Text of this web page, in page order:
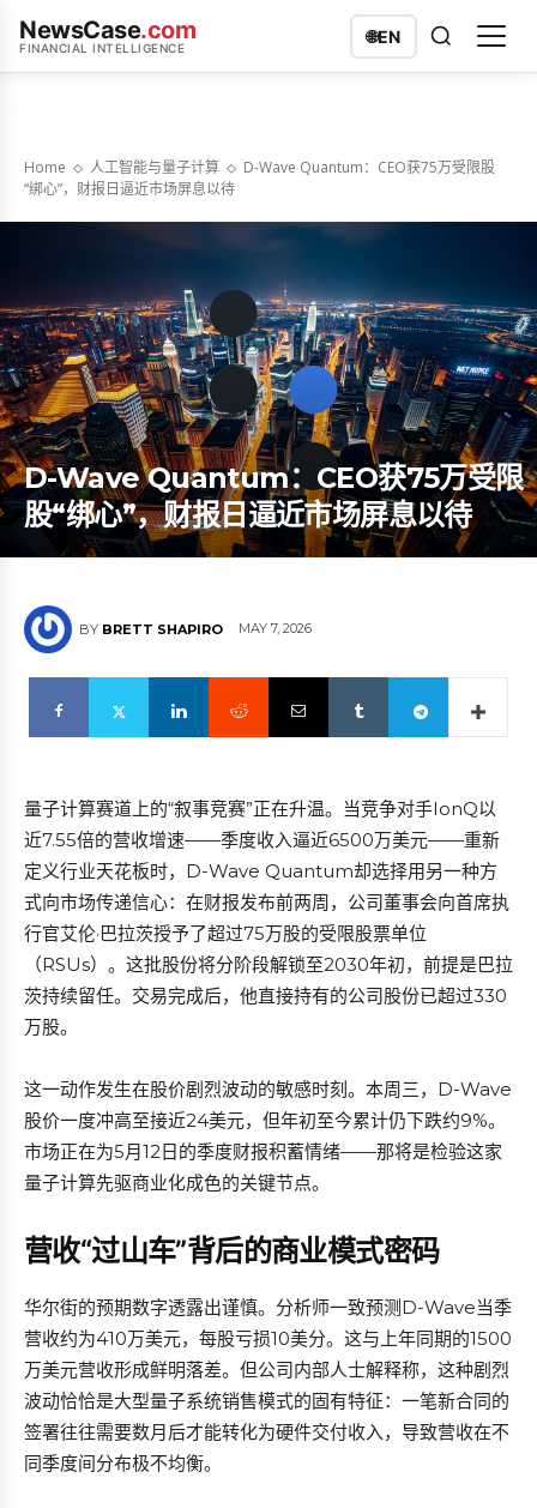
NewsCase.com
FINANCIAL INTELLIGENCE
🌐EN
Home 人工智能与量子计算
D-Wave Quantum：CEO获75万受限股
“绑心”，财报日逼近市场屏息以待
D-Wave Quantum：CEO获75万受限
股“绑心”，财报日逼近市场屏息以待
BY BRETT SHAPIRO MAY 7, 2026
量子计算赛道上的“叙事竞赛”正在升温。当竞争对手IonQ以
近7.55倍的营收增速——季度收入逼近6500万美元——重新
定义行业天花板时，D-Wave Quantum却选择用另一种方
式向市场传递信心：在财报发布前两周，公司董事会向首席执
行官艾伦·巴拉茨授予了超过75万股的受限股票单位
（RSUs）。这批股份将分阶段解锁至2030年初，前提是巴拉
茨持续留任。交易完成后，他直接持有的公司股份已超过330
万股。
这一动作发生在股价剧烈波动的敏感时刻。本周三，D-Wave
股价一度冲高至接近24美元，但年初至今累计仍下跌约9%。
市场正在为5月12日的季度财报积蓄情绪——那将是检验这家
量子计算先驱商业化成色的关键节点。
营收“过山车”背后的商业模式密码
华尔街的预期数字透露出谨慎。分析师一致预测D-Wave当季
营收约为410万美元，每股亏损10美分。这与上年同期的1500
万美元营收形成鲜明落差。但公司内部人士解释称，这种剧烈
波动恰恰是大型量子系统销售模式的固有特征：一笔新合同的
签署往往需要数月后才能转化为硬件交付收入，导致营收在不
同季度间分布极不均衡。